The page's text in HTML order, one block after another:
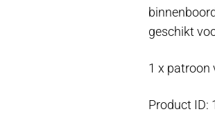
geschikt
1 x patroon
Product ID: